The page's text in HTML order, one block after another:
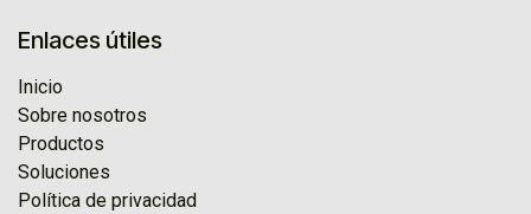
Enlaces útiles
Inicio
Sobre nosotros
Productos
Soluciones
Política de privacidad